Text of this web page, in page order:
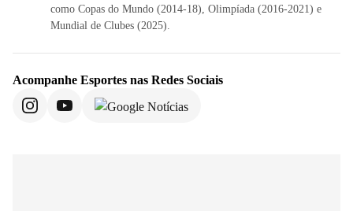
como Copas do Mundo (2014-18), Olimpíada (2016-2021) e
Mundial de Clubes (2025).
Acompanhe Esportes nas Redes Sociais